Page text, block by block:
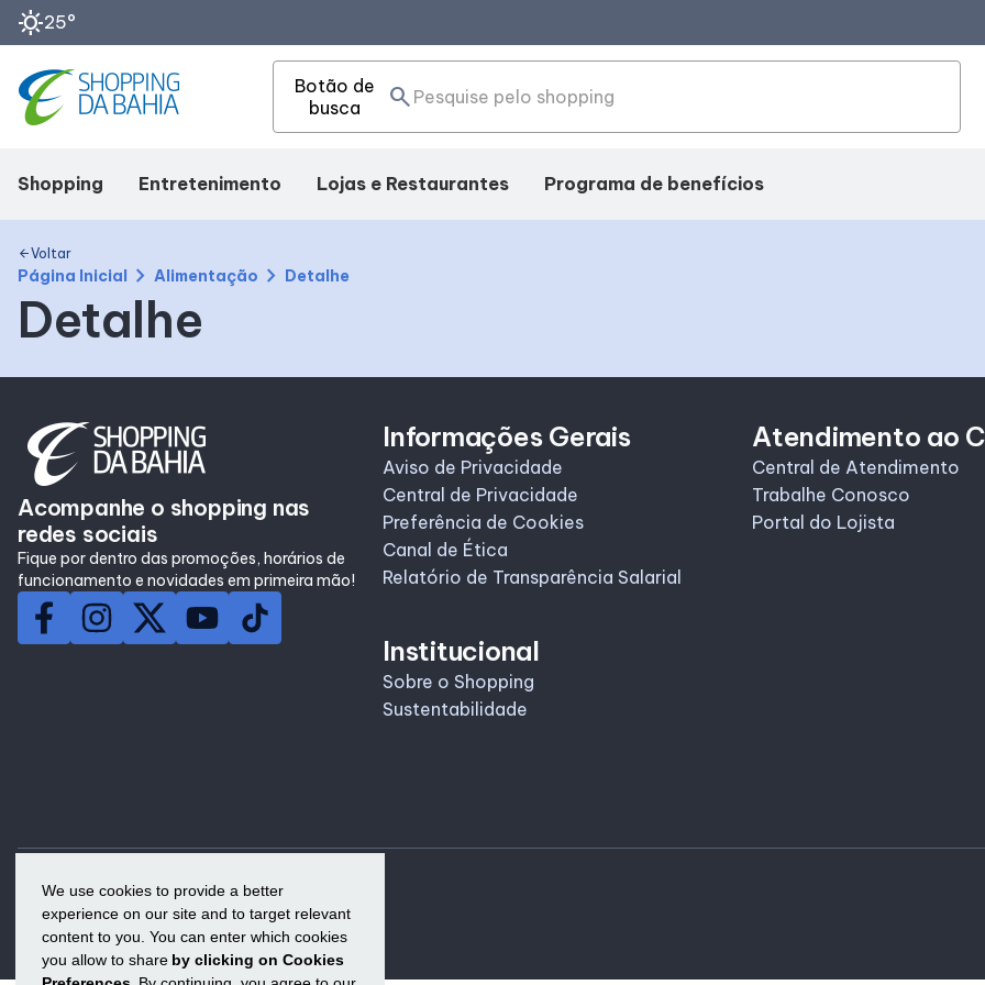
We use cookies to provide a better
experience on our site and to target relevant
content to you. You can enter which cookies
you allow to share by clicking on Cookies
sunny25°
Botão de
busca
search
Shopping
Mapa Interno
Como chegar
Facilidades
SDB Premium
Horários
Entretenimento
Eventos
Fique por Dentro
Lojas e Restaurantes
Compre Online
Programa de benefícios
arrow_backVoltar
Página Inicial chevron_right Alimentação chevron_right Detalhe
Detalhe
Acompanhe o shopping nas
redes sociais
Fique por dentro das promoções, horários de
funcionamento e novidades em primeira mão!
Informações Gerais
Aviso de Privacidade
Central de Privacidade
Preferência de Cookies
Canal de Ética
Relatório de Transparência Salarial
Institucional
Sobre o Shopping
Sustentabilidade
Atendimento ao
Central de Atendimento
Trabalhe Conosco
Portal do Lojista